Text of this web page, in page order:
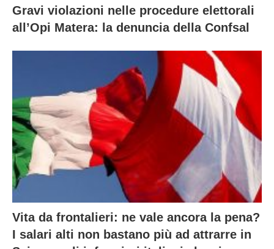
Gravi violazioni nelle procedure elettorali
all’Opi Matera: la denuncia della Confsal
Vita da frontalieri: ne vale ancora la pena?
I salari alti non bastano più ad attrarre in